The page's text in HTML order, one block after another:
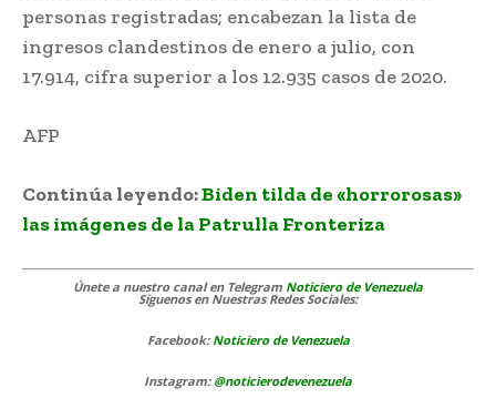
personas registradas; encabezan la lista de
ingresos clandestinos de enero a julio, con
17.914, cifra superior a los 12.935 casos de 2020.
AFP
Continúa leyendo:Biden tilda de «horrorosas»
las imágenes de la Patrulla Fronteriza
Únete a nuestro canal en Telegram Noticiero de Venezuela
Síguenosen Nuestras Redes Sociales:
Facebook: Noticiero de Venezuela
Instagram: @noticierodevenezuela